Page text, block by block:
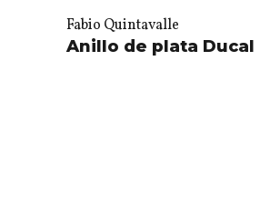
Fabio Quintavalle
Anillo de plata Ducal